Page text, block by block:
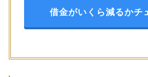
借金がいくら減るかチ